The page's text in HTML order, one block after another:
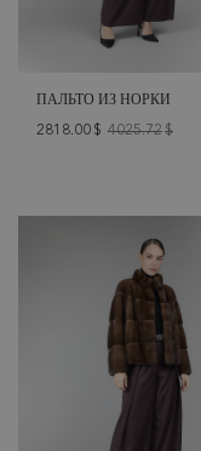
ПАЛЬТО ИЗ НОРКИ
2818.00 $ 4025.72$